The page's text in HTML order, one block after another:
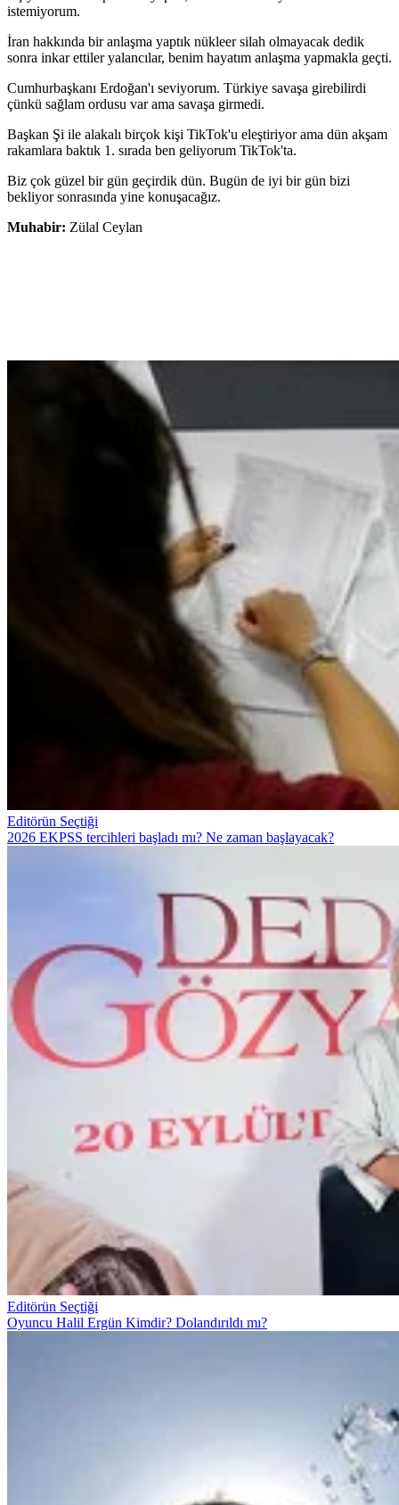
istemiyorum.
İran hakkında bir anlaşma yaptık nükleer silah olmayacak dedik
sonra inkar ettiler yalancılar, benim hayatım anlaşma yapmakla geçti.
Cumhurbaşkanı Erdoğan'ı seviyorum. Türkiye savaşa girebilirdi
çünkü sağlam ordusu var ama savaşa girmedi.
Başkan Şi ile alakalı birçok kişi TikTok'u eleştiriyor ama dün akşam
rakamlara baktık 1. sırada ben geliyorum TikTok'ta.
Biz çok güzel bir gün geçirdik dün. Bugün de iyi bir gün bizi
bekliyor sonrasında yine konuşacağız.
Muhabir: Zülal Ceylan
Editörün Seçtiği
2026 EKPSS tercihleri başladı mı? Ne zaman başlayacak?
Editörün Seçtiği
Oyuncu Halil Ergün Kimdir? Dolandırıldı mı?